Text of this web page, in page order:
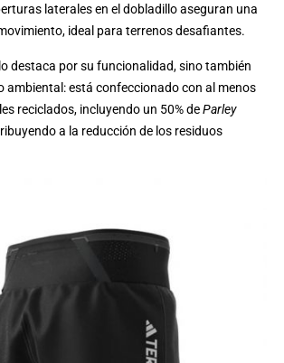
laterales en el dobladillo aseguran una
ideal para terrenos desafiantes.
destaca por su funcionalidad, sino también
ambiental: está confeccionado con al menos
reciclados, incluyendo un 50% deParley
a la reducción de los residuos